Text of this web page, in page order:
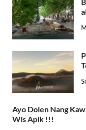
Ayo Dolen Nang
Wis Apik !!!